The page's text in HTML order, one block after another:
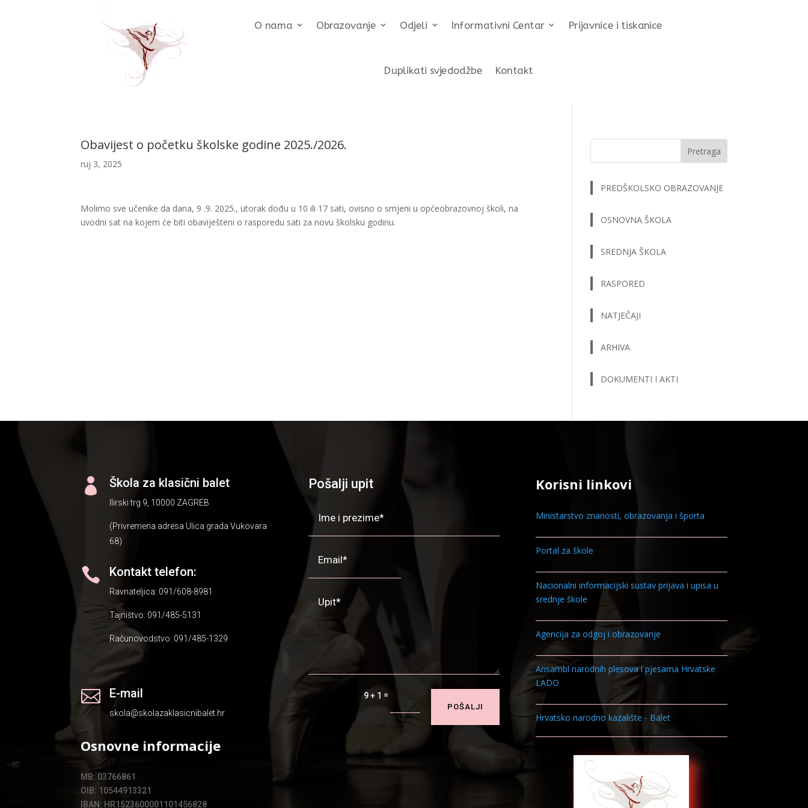
O nama Obrazovanje Odjeli Informativni Centar Prijavnice i tiskanice
Duplikati svjedodžbe Kontakt
Obavijest o početku školske godine 2025./2026.
ruj 3, 2025
Molimo sve učenike da dana, 9 .9. 2025., utorak dođu u 10 ili 17 sati, ovisno o smjeni u općeobrazovnoj školi, na
uvodni sat na kojem će biti obaviješteni o rasporedu sati za novu školsku godinu.
Pretraga
PREDŠKOLSKO OBRAZOVANJE
OSNOVNA ŠKOLA
SREDNJA ŠKOLA
RASPORED
NATJEČAJI
ARHIVA
DOKUMENTI I AKTI
 Škola za klasični balet
Ilirski trg 9, 10000 ZAGREB
(Privremena adresa Ulica grada Vukovara
68)
 Kontakt telefon:
Ravnateljica: 091/608-8981
Tajništvo: 091/485-5131
Računovodstvo: 091/485-1329
 E-mail
skola@skolazaklasicnibalet.hr
Osnovne informacije
MB: 03766861
OIB: 10544913321
IBAN: HR1523600001101456828
Pošalji upit
9 + 1 =
POŠALJI
Korisni linkovi
Ministarstvo znanosti, obrazovanja i športa
Portal za škole
Nacionalni informacijski sustav prijava i upisa u
srednje škole
Agencija za odgoj i obrazovanje
Ansambl narodnih plesova i pjesama Hrvatske
LADO
Hrvatsko narodno kazalište - Balet